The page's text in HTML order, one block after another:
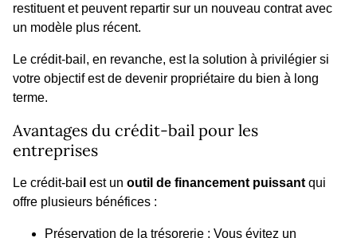
restituent et peuvent repartir sur un nouveau contrat avec
un modèle plus récent.
Le crédit-bail, en revanche, est la solution à privilégier si
votre objectif est de devenir propriétaire du bien à long
terme.
Avantages du crédit-bail pour les
entreprises
Le crédit-bai est un outil de financement puissant qui
offre plusieurs bénéfices :
Préservation de la trésorerie : Vous évitez un